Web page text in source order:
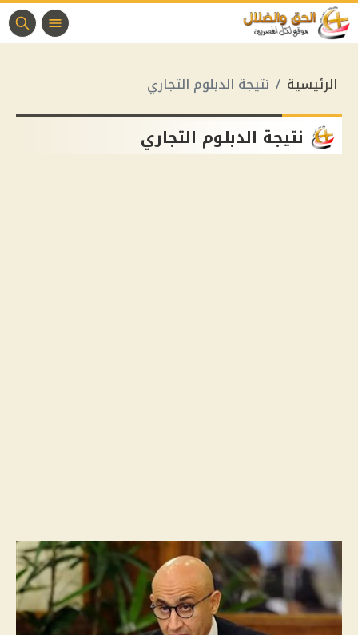
الرئيسية نتيجة الدبلوم التجاري
نتيجة الدبلوم التجاري